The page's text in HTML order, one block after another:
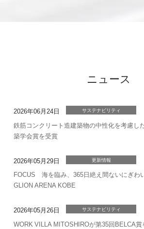
ニュース
2026年06月24日 サステナビリティ
鉄筋コンクリート造建築物の中性化を考慮し
築学会賞を受賞
2026年05月29日 更新情報
FOCUS 海を臨み、365日絶え間ないにぎわ
GLION ARENA KOBE
2026年05月26日 サステナビリティ
WORK VILLA MITOSHIROが第35回BELCA